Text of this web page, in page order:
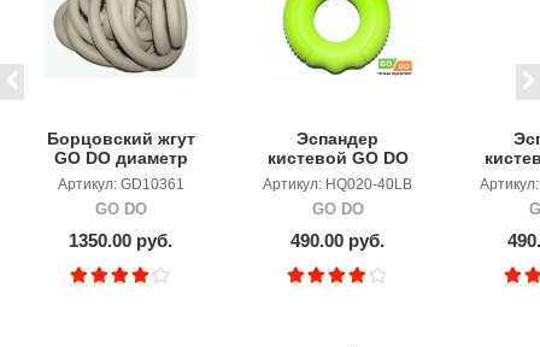
Борцовский жгут
GO DO диаметр
12мм,длина 5м
Артикул: GD10361
GO DO
1350.00 руб.
Эспандер
кистевой GO DO
HQ020 40lb (18кг)
Артикул: HQ020-40LB
GO DO
490.00 руб.